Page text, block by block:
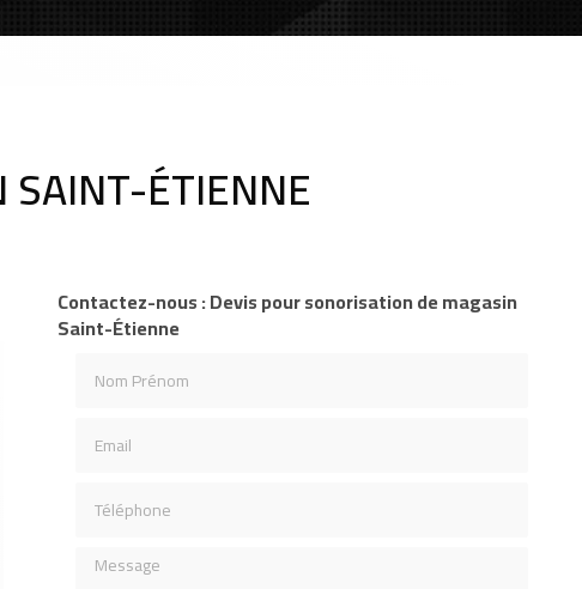
SAINT-ÉTIENNE
Contactez-nous : Devis pour sonorisation de magasin
Saint-Étienne
Message